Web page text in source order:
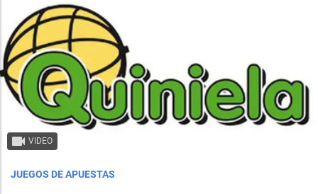
VIDEO
JUEGOS DE APUESTAS